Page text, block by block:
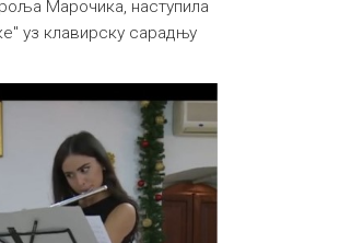
Марочика, наступила
уз клавирску сарадњу